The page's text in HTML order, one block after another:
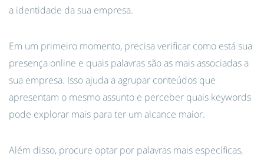
a identidade da sua empresa.
Em um primeiro momento, precisa verificar como está sua
presença online e quais palavras são as mais associadas a
sua empresa. Isso ajuda a agrupar conteúdos que
apresentam o mesmo assunto e perceber quais keywords
pode explorar mais para ter um alcance maior.
Além disso, procure optar por palavras mais específicas,